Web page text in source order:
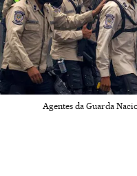
Agentes da Guarda